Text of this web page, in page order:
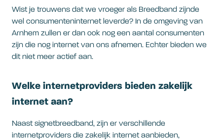
Wist je trouwens dat we vroeger als Breedband zijnde
wel consumenteninternet leverde? In de omgeving van
Arnhem zullen er dan ook nog een aantal consumenten
zijn die nog internet van ons afnemen. Echter bieden we
dit niet meer actief aan.
Welke internetproviders bieden zakelijk
internet aan?
Naast signetbreedband, zijn er verschillende
internetproviders die zakelijk internet aanbieden,